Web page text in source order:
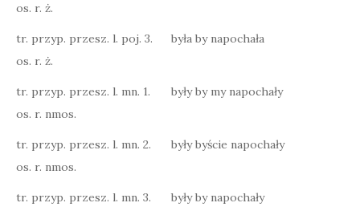
os. r. ż.
tr. przyp. przesz. l. poj. 3.
os. r. ż.
była by napochała
tr. przyp. przesz. l. mn. 1.
os. r. nmos.
były by my napochały
tr. przyp. przesz. l. mn. 2.
os. r. nmos.
były byście napochały
tr. przyp. przesz. l. mn. 3.
były by napochały